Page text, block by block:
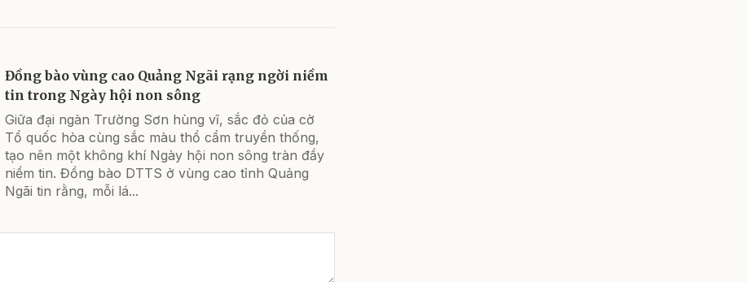
Đồng bào vùng cao Quảng Ngãi rạng ngời niềm
tin trong Ngày hội non sông
Giữa đại ngàn Trường Sơn hùng vĩ, sắc đỏ của cờ
Tổ quốc hòa cùng sắc màu thổ cẩm truyền thống,
tạo nên một không khí Ngày hội non sông tràn đầy
niềm tin. Đồng bào DTTS ở vùng cao tỉnh Quảng
Ngãi tin rằng, mỗi lá...